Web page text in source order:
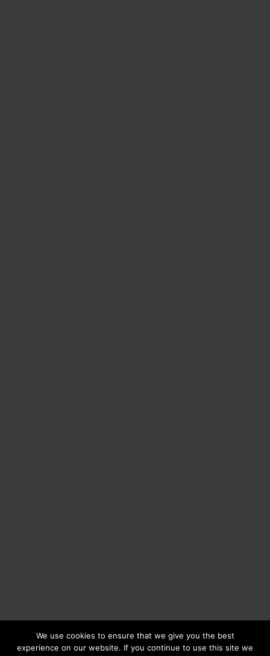
We use cookies to ensure that we give you the best
experience on our website. If you continue to use this site we